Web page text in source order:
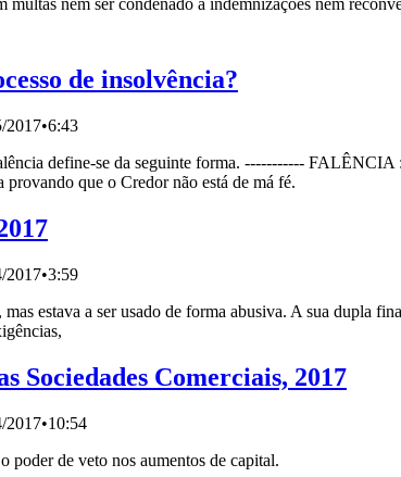
nem ser condenado a indemnizações nem
de insolvência?
2017•6:43
define-se da seguinte forma. -----------
que o Credor não está de má fé.
2017•3:59
estava a ser usado de forma abusiva. A sua dupla
Sociedades Comerciais, 2017
2017•10:54
poder de veto nos aumentos de capital.